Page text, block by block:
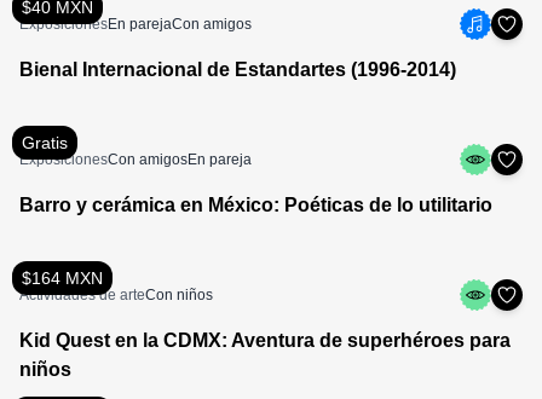
$40 MXN
ExposicionesEn parejaCon amigos
Bienal Internacional de Estandartes (1996-2014)
Gratis
ExposicionesCon amigosEn pareja
Barro y cerámica en México: Poéticas de lo utilitario
$164 MXN
Actividades de arteCon niños
Kid Quest en la CDMX: Aventura de superhéroes para
niños